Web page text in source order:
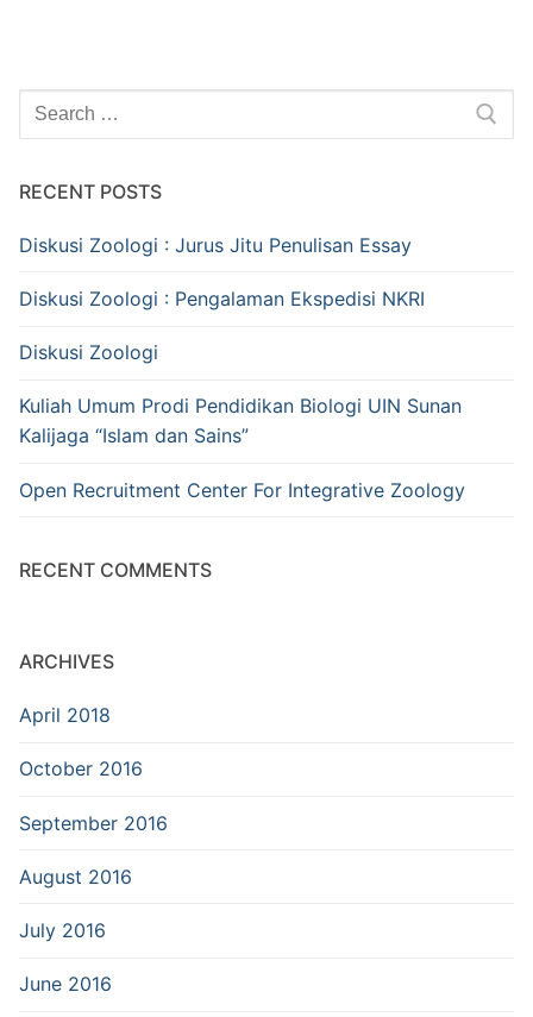
Search
for:
RECENT POSTS
Diskusi Zoologi : Jurus Jitu Penulisan Essay
Diskusi Zoologi : Pengalaman Ekspedisi NKRI
Diskusi Zoologi
Kuliah Umum Prodi Pendidikan Biologi UIN Sunan
Kalijaga “Islam dan Sains”
Open Recruitment Center For Integrative Zoology
RECENT COMMENTS
ARCHIVES
April 2018
October 2016
September 2016
August 2016
July 2016
June 2016